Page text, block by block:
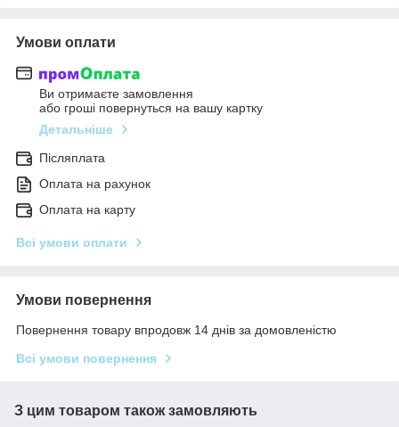
Умови оплати
Ви отримаєте замовлення
або гроші повернуться на вашу картку
Детальніше
Післяплата
Оплата на рахунок
Оплата на карту
Всі умови оплати
Умови повернення
Повернення товару впродовж 14 днів за домовленістю
Всі умови повернення
З цим товаром також замовляють